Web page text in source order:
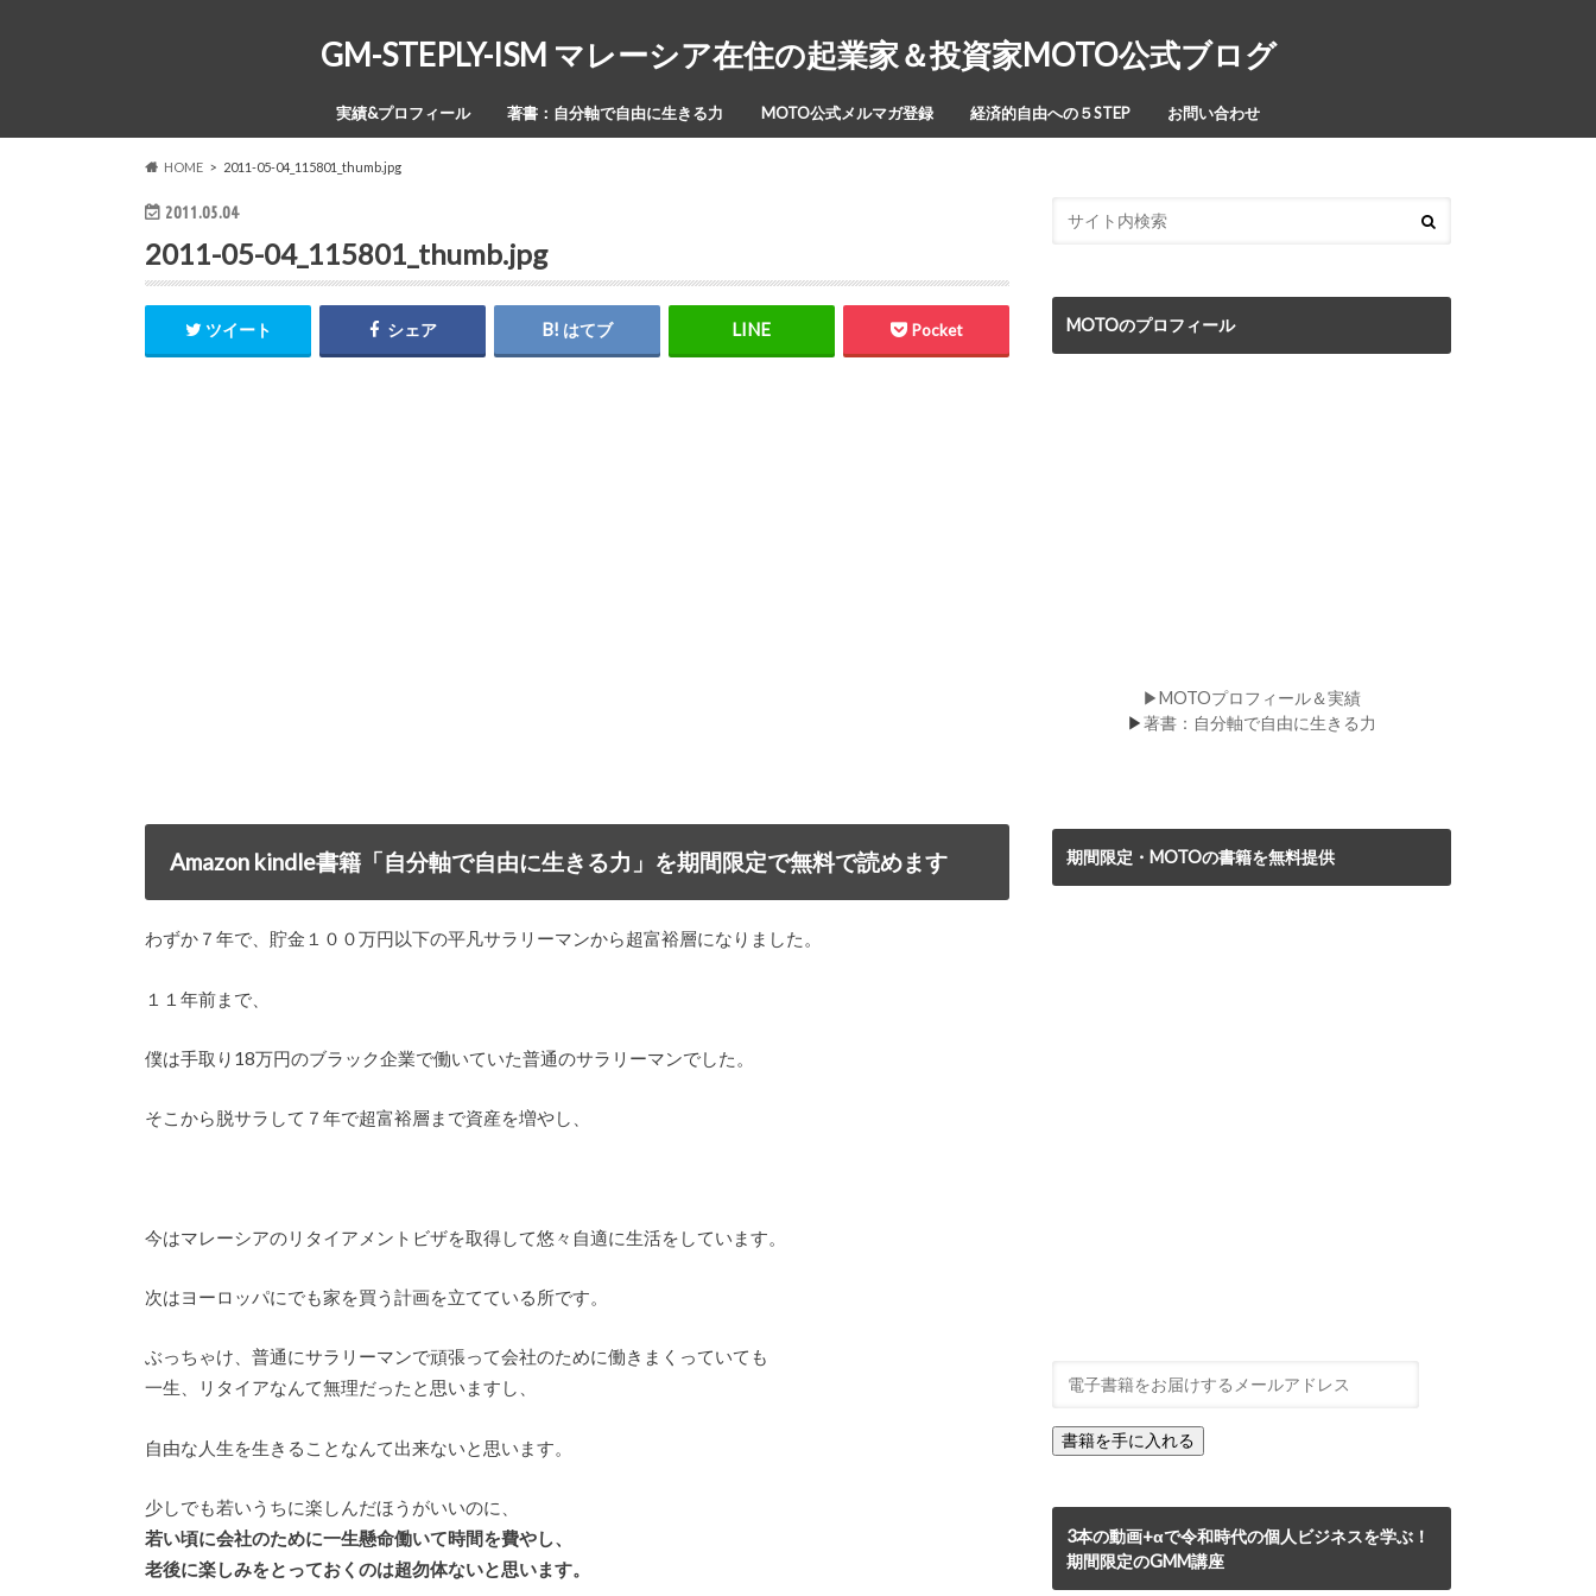
GM-STEPLY-ISM マレーシア在住の起業家＆投資家MOTO公式ブログ
実績&プロフィール 著書：自分軸で自由に生きる力 MOTO公式メルマガ登録 経済的自由への５STEP お問い合わせ
HOME 2011-05-04_115801_thumb.jpg
2011.05.04
2011-05-04_115801_thumb.jpg
ツイート シェア はてブ Pocket
Amazon kindle書籍「自分軸で自由に生きる力」を期間限定で無料で読めます
わずか７年で、貯金１００万円以下の平凡サラリーマンから超富裕層になりました。
１１年前まで、
僕は手取り18万円のブラック企業で働いていた普通のサラリーマンでした。
そこから脱サラして７年で超富裕層まで資産を増やし、
今はマレーシアのリタイアメントビザを取得して悠々自適に生活をしています。
次はヨーロッパにでも家を買う計画を立てている所です。
ぶっちゃけ、普通にサラリーマンで頑張って会社のために働きまくっていても
一生、リタイアなんて無理だったと思いますし、
自由な人生を生きることなんて出来ないと思います。
少しでも若いうちに楽しんだほうがいいのに、
若い頃に会社のために一生懸命働いて時間を費やし、
老後に楽しみをとっておくのは超勿体ないと思います。
MOTOのプロフィール
▶MOTOプロフィール＆実績
▶著書：自分軸で自由に生きる力
期間限定・MOTOの書籍を無料提供
3本の動画+αで令和時代の個人ビジネスを学ぶ！
期間限定のGMM講座